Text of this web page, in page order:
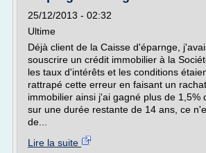
25/12/2013 - 02:32
Ultime
Déjà client de la Caisse d'éparnge,
souscrire un crédit immobilier à la
les taux d'intérêts et les conditions
rattrapé cette erreur en faisant un
immobilier ainsi j'ai gagné plus de 1,5%
sur une durée restante de 14 ans, ce
de...
Lire la suite